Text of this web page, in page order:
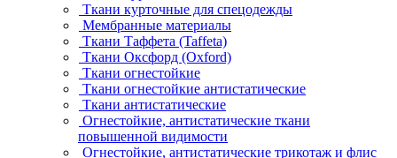
Ткани курточные для спецодежды
Мембранные материалы
Ткани Таффета (Taffeta)
Ткани Оксфорд (Oxford)
Ткани огнестойкие
Ткани огнестойкие антистатические
Ткани антистатические
Огнестойкие, антистатические ткани
повышенной видимости
Огнестойкие, антистатические трикотаж и флис